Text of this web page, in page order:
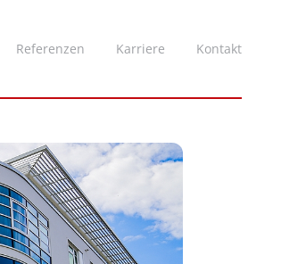
Referenzen Karriere Kontakt